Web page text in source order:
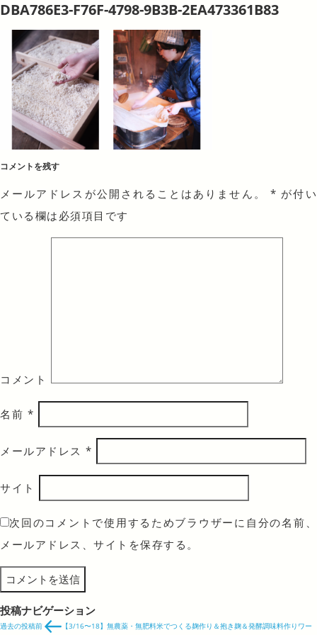
DBA786E3-F76F-4798-9B3B-2EA473361B83
コメントを残す
メールアドレスが公開されることはありません。 * が付い
ている欄は必須項目です
コメント
名前 *
メールアドレス *
サイト
次回のコメントで使用するためブラウザーに自分の名前、
メールアドレス、サイトを保存する。
投稿ナビゲーション
過去の投稿前 【3/16〜18】無農薬・無肥料米でつくる麹作り＆抱き麹＆発酵調味料作りワー